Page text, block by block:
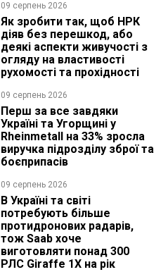
09 серпень 2026
Як зробити так, щоб НРК
діяв без перешкод, або
деякі аспекти живучості з
огляду на властивості
рухомості та прохідності
09 серпень 2026
Перш за все завдяки
Україні та Угорщині у
Rheinmetall на 33% зросла
виручка підрозділу зброї та
боєприпасів
09 серпень 2026
В Україні та світі
потребують більше
протидронових радарів,
тож Saab хоче
виготовляти понад 300
РЛС Giraffe 1X на рік